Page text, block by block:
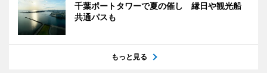
千葉ポートタワーで夏の催し 縁日や観光船
共通パスも
もっと見る